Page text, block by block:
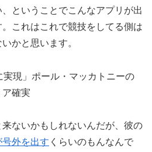
ということでこんなアプリが出
これはこれで競技をしてる側は
かと思います。
実現」ポール・マッカトニーの
確実
ないかもしれないんだが、彼の
号外を出す くらいのもんなんで